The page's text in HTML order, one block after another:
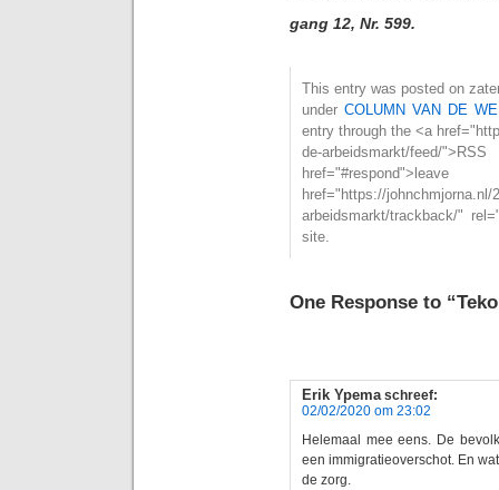
gang 12, Nr. 599.
This entry was posted on
under COLUMN VAN DE
entry through the <a
de-arbeidsmarkt/
href="https://johnchmjorna.nl/
arbeidsmarkt/trackback/"
site.
One Response to
Erik Ypema schreef:
02/02/2020 om 23:02
Helemaal mee eens. De
een immigratieoverschot. En
de zorg.